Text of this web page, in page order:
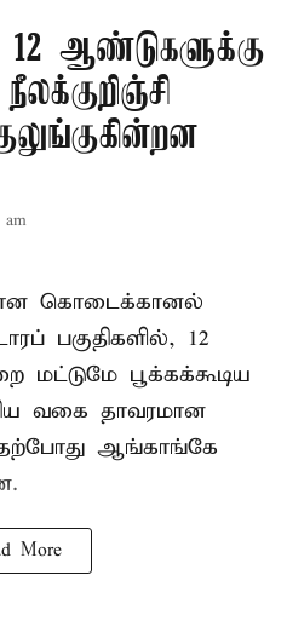
ஆண்டுகளுக்கு
am
கொடைக்கானல்
பகுதிகளில், 12
மட்டுமே பூக்கக்கூடிய
வகை தாவரமான
ஆங்காங்கே
More